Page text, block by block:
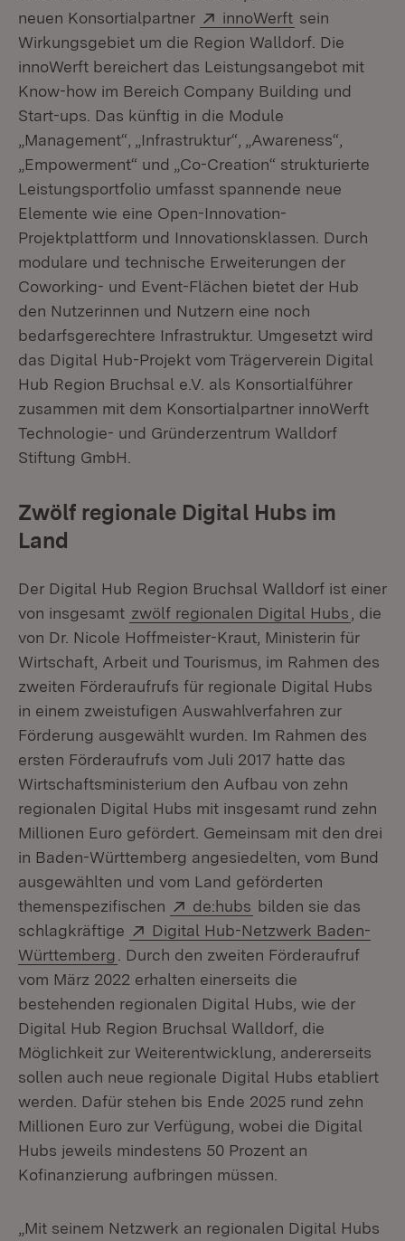
neuen Konsortialpartner
Extern:
innoWerft (Öffnet in
sein
Wirkungsgebiet um die Region Walldorf. Die
innoWerft bereichert das Leistungsangebot mit
Know-how im Bereich Company Building und
Start-ups. Das künftig in die Module
„Management“, „Infrastruktur“, „Awareness“,
„Empowerment“ und „Co-Creation“ strukturierte
Leistungsportfolio umfasst spannende neue
Elemente wie eine Open-Innovation-
Projektplattform und Innovationsklassen. Durch
modulare und technische Erweiterungen der
Coworking- und Event-Flächen bietet der Hub
den Nutzerinnen und Nutzern eine noch
bedarfsgerechtere Infrastruktur. Umgesetzt wird
das Digital Hub-Projekt vom Trägerverein Digital
Hub Region Bruchsal e.V. als Konsortialführer
zusammen mit dem Konsortialpartner innoWerft
Technologie- und Gründerzentrum Walldorf
Stiftung GmbH.
Zwölf regionale Digital Hubs im
Land
Der Digital Hub Region Bruchsal Walldorf ist einer
von insgesamt zwölf regionalen Digital Hubs
, die
von Dr. Nicole Hoffmeister-Kraut, Ministerin für
Wirtschaft, Arbeit und Tourismus, im Rahmen des
zweiten Förderaufrufs für regionale Digital Hubs
in einem zweistufigen Auswahlverfahren zur
Förderung ausgewählt wurden. Im Rahmen des
ersten Förderaufrufs vom Juli 2017 hatte das
Wirtschaftsministerium den Aufbau von zehn
regionalen Digital Hubs mit insgesamt rund zehn
Millionen Euro gefördert. Gemeinsam mit den drei
in Baden-Württemberg angesiedelten, vom Bund
ausgewählten und vom Land geförderten
themenspezifischen
Extern:
de:hubs (Öffnet in neuem
bilden sie das
schlagkräftige
Extern:
Digital Hub-Netzwerk Baden-
Württemberg (Öffnet in neuem Fenster)
. Durch den zweiten Förderaufruf
vom März 2022 erhalten einerseits die
bestehenden regionalen Digital Hubs, wie der
Digital Hub Region Bruchsal Walldorf, die
Möglichkeit zur Weiterentwicklung, andererseits
sollen auch neue regionale Digital Hubs etabliert
werden. Dafür stehen bis Ende 2025 rund zehn
Millionen Euro zur Verfügung, wobei die Digital
Hubs jeweils mindestens 50 Prozent an
Kofinanzierung aufbringen müssen.
„Mit seinem Netzwerk an regionalen Digital Hubs